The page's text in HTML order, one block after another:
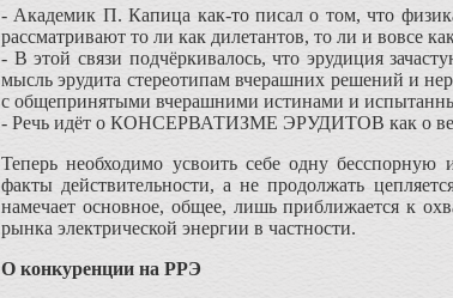
- Академик П. Капица как-то писал о том, что
рассматривают то ли как дилетантов, то ли и вовсе
- В этой связи подчёркивалось, что эрудиция
мысль эрудита стереотипам вчерашних решений и
с общепринятыми вчерашними истинами и
- Речь идёт о КОНСЕРВАТИЗМЕ ЭРУДИТОВ как о
Теперь необходимо усвоить себе одну
факты действительности, а не продолжать
намечает основное, общее, лишь приближается к
рынка электрической энергии в частности.
О конкуренции на РРЭ